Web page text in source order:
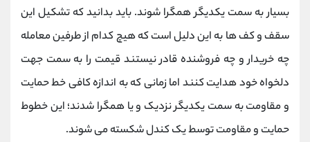
بسیار به سمت یکدیگر همگرا شوند. باید بدانید که تشکیل این
سقف و کف‌ ها به این دلیل است که هیچ‌ کدام از طرفین معامله
چه خریدار و چه فروشنده قادر نیستند قیمت را به سمت جهت
دلخواه خود هدایت کنند اما زمانی که به اندازه کافی خط حمایت
و مقاومت به سمت یکدیگر نزدیک و یا همگرا شدند؛ این خطوط
حمایت و مقاومت توسط یک کندل شکسته می شوند.